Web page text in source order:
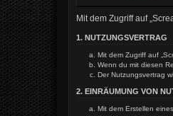
Mit dem Zugriff auf
1. NUTZUNGSVERTRAG
Mit dem Zugriff auf
Wenn du mit diesen
Der Nutzungsvertrag
2. EINRÄUMUNG VON
Mit dem Erstellen